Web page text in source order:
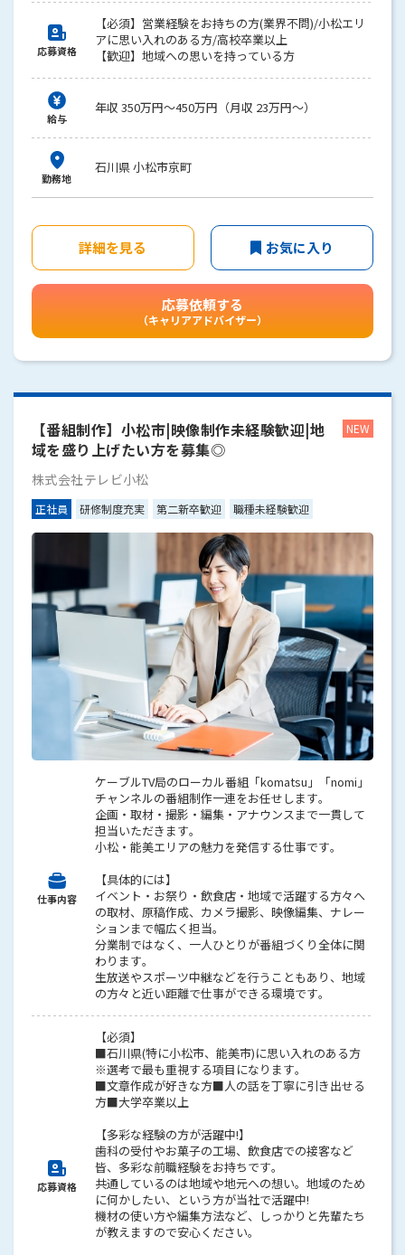
応募資格
【必須】営業経験をお持ちの方(業界不問)/小松エリ
アに思い入れのある方/高校卒業以上
【歓迎】地域への思いを持っている方
給与
年収 350万円～450万円（月収 23万円～）
勤務地
石川県 小松市京町
詳細を見る
応募依頼する
（キャリアアドバイザー）
お気に入り
【番組制作】小松市|映像制作未経験歓迎|地
域を盛り上げたい方を募集◎
株式会社テレビ小松
正社員 研修制度充実 第二新卒歓迎 職種未経験歓迎
仕事内容
ケーブルTV局のローカル番組「komatsu」「nomi」
チャンネルの番組制作一連をお任せします。
企画・取材・撮影・編集・アナウンスまで一貫して
担当いただきます。
小松・能美エリアの魅力を発信する仕事です。
【具体的には】
イベント・お祭り・飲食店・地域で活躍する方々へ
の取材、原稿作成、カメラ撮影、映像編集、ナレー
ションまで幅広く担当。
分業制ではなく、一人ひとりが番組づくり全体に関
わります。
生放送やスポーツ中継などを行うこともあり、地域
の方々と近い距離で仕事ができる環境です。
応募資格
【必須】
■石川県(特に小松市、能美市)に思い入れのある方
※選考で最も重視する項目になります。
■文章作成が好きな方■人の話を丁寧に引き出せる
方■大学卒業以上
【多彩な経験の方が活躍中!】
歯科の受付やお菓子の工場、飲食店での接客など
皆、多彩な前職経験をお持ちです。
共通しているのは地域や地元への想い。地域のため
に何かしたい、という方が当社で活躍中!
機材の使い方や編集方法など、しっかりと先輩たち
が教えますので安心ください。